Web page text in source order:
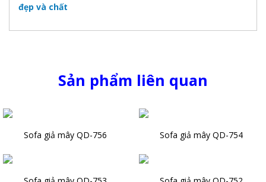
đẹp và chất
Sản phẩm liên quan
Sofa giả mây QD-756 Sofa giả mây QD-754